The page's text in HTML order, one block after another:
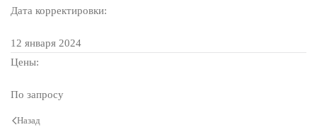
Дата корректировки:
12 января 2024
Цены:
По запросу
Назад